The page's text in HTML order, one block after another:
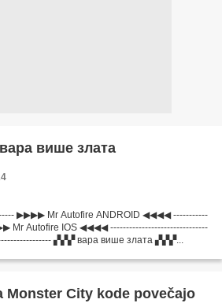
више злата
▶▶▶▶ Mr Autofire ANDROID ◀◀◀◀ -----------
Mr Autofire IOS ◀◀◀◀ -------------------------------
▞▞▞ вара више злата ▞▞▞...
Monster City kode povečajo